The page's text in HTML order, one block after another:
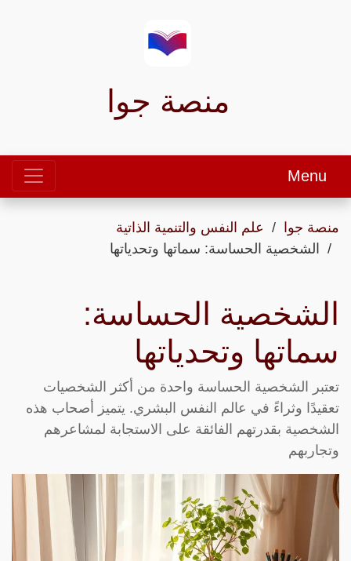
منصة جوا
Menu
منصة جوا
علم النفس والتنمية الذاتية
الشخصية الحساسة: سماتها وتحدياتها
الشخصية الحساسة:
سماتها وتحدياتها
تعتبر الشخصية الحساسة واحدة من أكثر الشخصيات
تعقيدًا وثراءً في عالم النفس البشري. يتميز أصحاب هذه
الشخصية بقدرتهم الفائقة على الاستجابة لمشاعرهم
وتجاربهم